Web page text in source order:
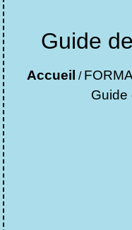
Guide
Accueil /
Guide